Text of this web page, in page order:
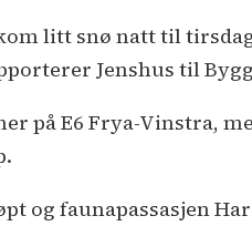
litt snø natt til
Jenshus til
på E6 Frya-Vinstra,
og faunapassasjen